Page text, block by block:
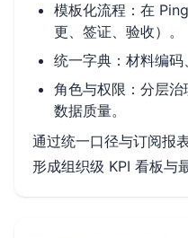
模板化流程：在
更、签证、验收）。
统一字典：材料编码
角色与权限：分层
数据质量。
通过统一口径与订阅报
形成组织级 KPI 看板与